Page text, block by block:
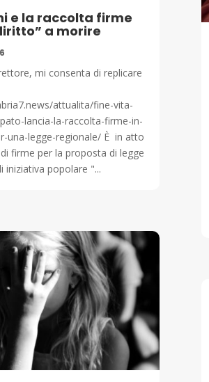
e la raccolta firme
a morire
mi consenta di replicare
attualita/fine-vita-
lancia-la-raccolta-firme-in-
una-legge-regionale/ È in atto
firme per la proposta di legge
iniziativa popolare "...